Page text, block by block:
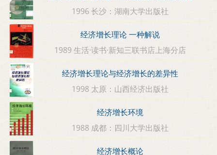
1996 长沙：湖南大学出版社
经济增长理论 一种解说
1989 生活·读书·新知三联书店上海分店
经济增长理论与经济增长的差异性
1998 太原：山西经济出版社
经济增长环境
1988 成都：四川大学出版社
经济增长概论